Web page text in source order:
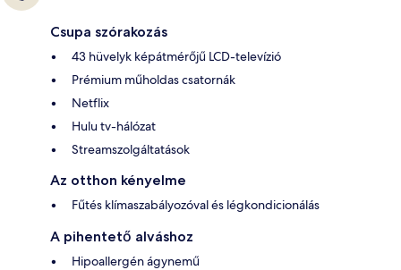
Csupa szórakozás
43 hüvelyk képátmérőjű LCD-televízió
Prémium műholdas csatornák
Netflix
Hulu tv-hálózat
Streamszolgáltatások
Az otthon kényelme
Fűtés klímaszabályozóval és légkondicionálás
A pihentető alváshoz
Hipoallergén ágynemű